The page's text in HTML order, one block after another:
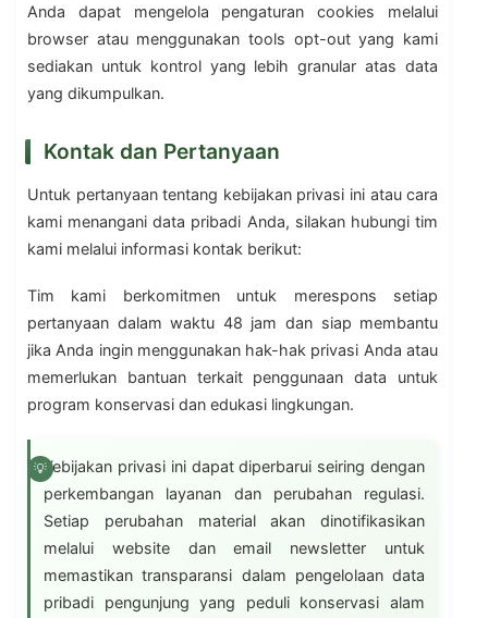
Anda dapat mengelola pengaturan cookies melalui
browser atau menggunakan tools opt-out yang kami
sediakan untuk kontrol yang lebih granular atas data
yang dikumpulkan.
Kontak dan Pertanyaan
Untuk pertanyaan tentang kebijakan privasi ini atau cara
kami menangani data pribadi Anda, silakan hubungi tim
kami melalui informasi kontak berikut:
Tim kami berkomitmen untuk merespons setiap
pertanyaan dalam waktu 48 jam dan siap membantu
jika Anda ingin menggunakan hak-hak privasi Anda atau
memerlukan bantuan terkait penggunaan data untuk
program konservasi dan edukasi lingkungan.
Kebijakan privasi ini dapat diperbarui seiring dengan
perkembangan layanan dan perubahan regulasi.
Setiap perubahan material akan dinotifikasikan
melalui website dan email newsletter untuk
memastikan transparansi dalam pengelolaan data
pribadi pengunjung yang peduli konservasi alam